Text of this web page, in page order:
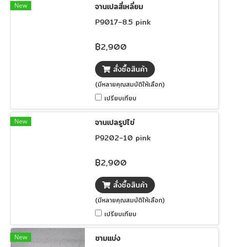
New
จานเปลสี่เหลี่ยม
P9017-8.5 pink
฿2,900
สั่งซื้อสินค้า
(มีหลายคุณสมบัติให้เลือก)
เปรียบเทียบ
New
จานเปลรูปไข่
P9202-10 pink
฿2,900
สั่งซื้อสินค้า
(มีหลายคุณสมบัติให้เลือก)
เปรียบเทียบ
New
ชามแบ่ง